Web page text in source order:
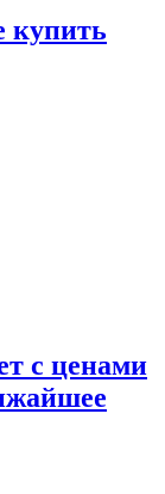
купить
с ценами